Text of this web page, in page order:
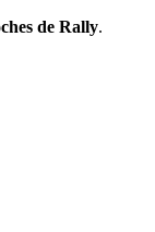
de Rally.